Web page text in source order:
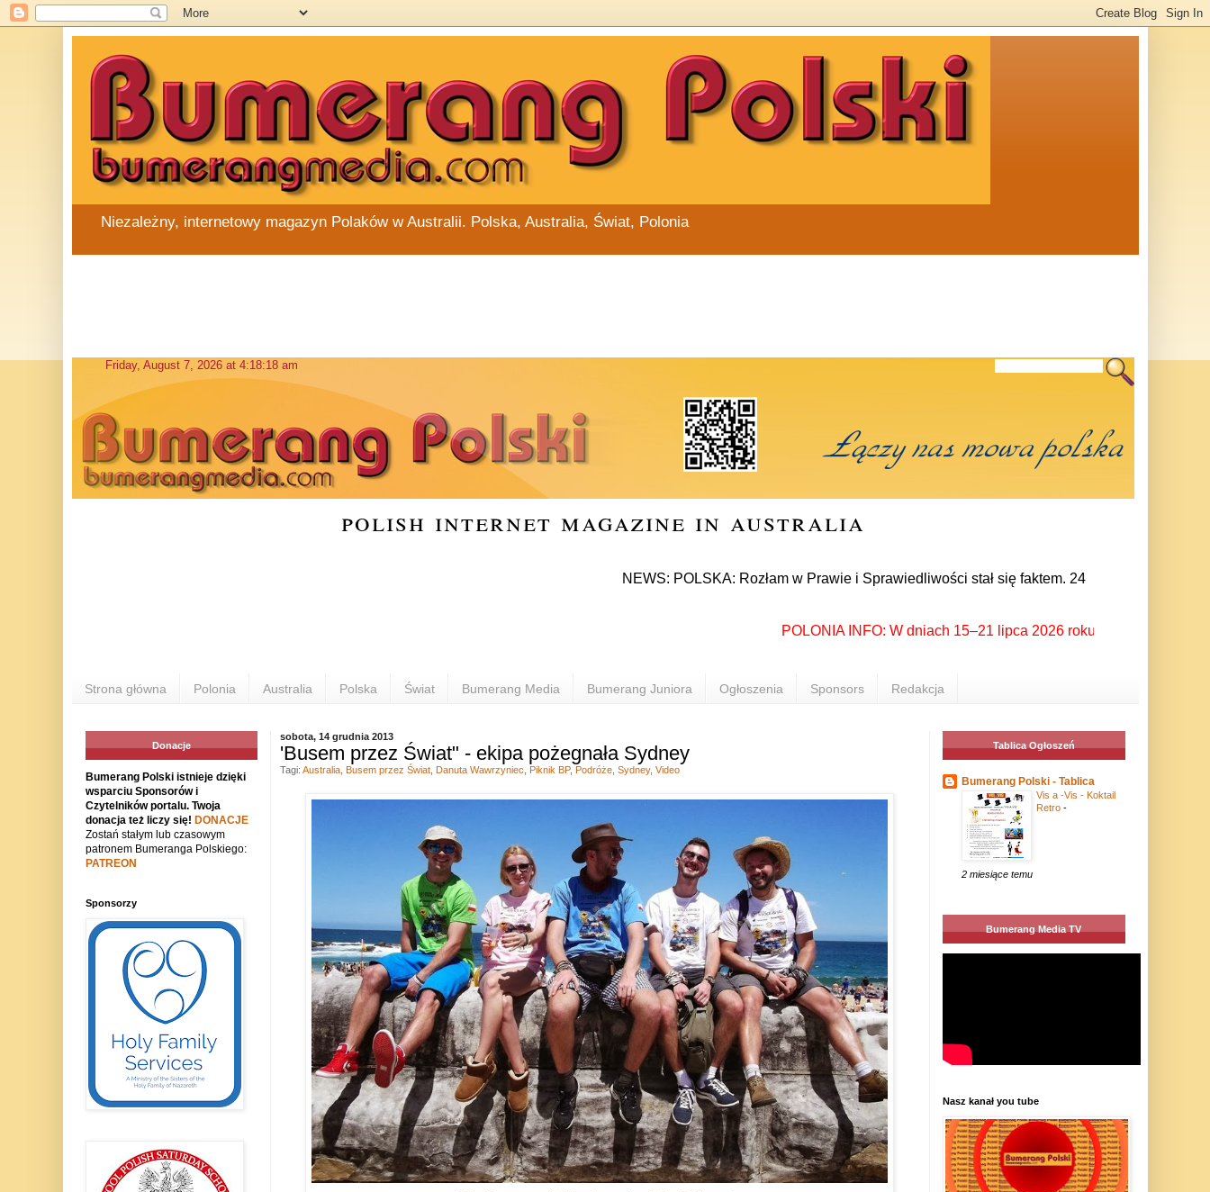
Niezależny, internetowy magazyn Polaków w Australii. Polska, Australia, Świat, Polonia
polish internet magazine in australia
NEWS: POLSKA: Rozłam w Prawie i Sprawiedliwości stał się faktem. 24 lipca prezes partii
POLONIA INFO: W dniach 15–21 lipca 2026 roku Rzeszów
Strona główna Polonia Australia Polska Świat Bumerang Media Bumerang Juniora Ogłoszenia Sponsors Redakcja
sobota, 14 grudnia 2013
'Busem przez Świat" - ekipa pożegnała Sydney
Tagi: Australia, Busem przez Świat, Danuta Wawrzyniec Piknik BP, Podróże, Sydney, Video
Donacje
Bumerang Polski istnieje dzięki
wsparciu Sponsorów i
Czytelników portalu. Twoja
donacja też liczy się! DONACJE
Zostań stałym lub czasowym
patronem Bumeranga Polskiego:
PATREON
Sponsorzy
Tablica Ogłoszeń
Bumerang Polski - Tablica
Vis a -Vis - Koktail
Retro -
2 miesiące temu
Bumerang Media TV
Nasz kanał you tube